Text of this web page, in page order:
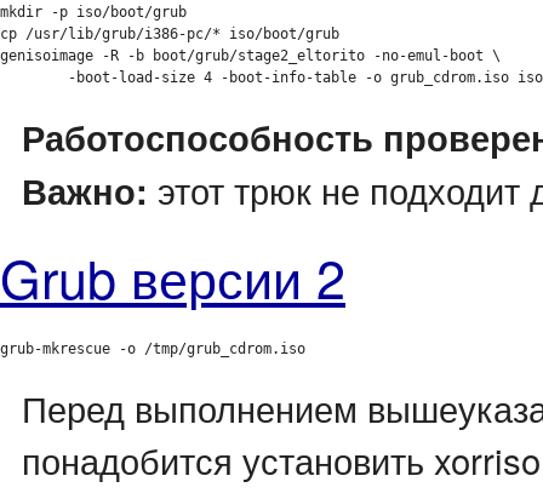
mkdir -p iso/boot/grub
cp /usr/lib/grub/i386-pc/* iso/boot/grub
genisoimage -R -b boot/grub/stage2_eltorito -no-emul-boot \
	-boot-load-size 4 -boot-info-table -o grub_cdrom.iso iso
Работоспособность
Важно: этот трюк не подходит
Grub версии 2
grub-mkrescue -o /tmp/grub_cdrom.iso
Перед выполнением
понадобится установить xorriso